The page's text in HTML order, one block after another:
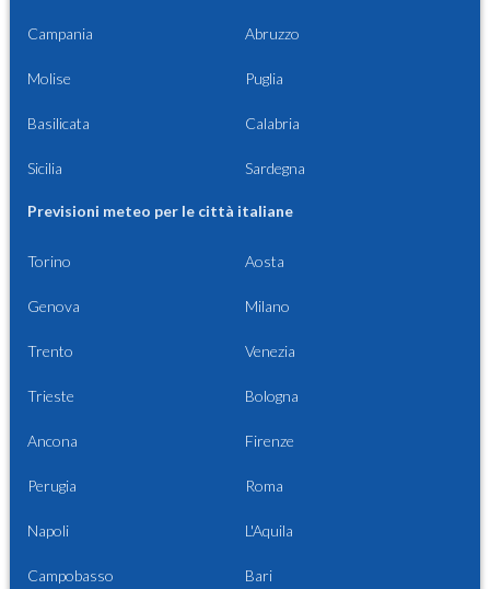
Campania Abruzzo
Molise Puglia
Basilicata Calabria
Sicilia Sardegna
Previsioni meteo per le città italiane
Torino Aosta
Genova Milano
Trento Venezia
Trieste Bologna
Ancona Firenze
Perugia Roma
Napoli L'Aquila
Campobasso Bari